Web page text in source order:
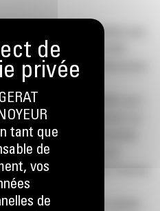
peut différer. Offre valable pour
01.09.2024 et 31.12.2024.
faite par Bergerat Monnoyeur
sur base de 12 mois/365 jours
neuve, via une location sur
de 30% et une valeur résiduelle
plans de financement sont
par Caterpillar Financial
belges et
3 ans d’existence. Offre valable
tant que
de
vos
de